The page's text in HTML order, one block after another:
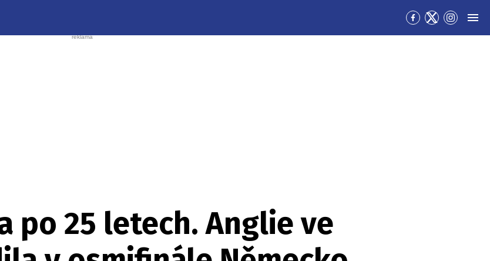
Přejít
na
Přejít
na
Přejít
na
po 25 letech. Anglie ve